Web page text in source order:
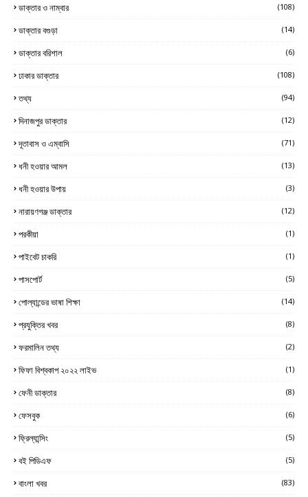
ডাক্তার ও নাম্বার (108)
ডাক্তার বগুড়া (14)
ডাক্তার বরিশাল (6)
ঢাকার ডাক্তার (108)
তথ্য (94)
দিনাজপুর ডাক্তার (12)
দূতাবাস ও এম্বাসি (71)
ধনী হওয়ার আমল (13)
ধনী হওয়ার উপায় (3)
নারায়ণগঞ্জ ডাক্তার (12)
পরকীয়া (1)
পাইবেট চাকরি (1)
পাসপোর্ট (5)
পোল্যান্ডের ভাষা শিক্ষা (14)
প্রযুক্তির খবর (8)
ফরমালিন তথ্য (2)
ফিফা বিশ্বকাপ ২০২২ লাইভ (1)
ফেনী ডাক্তার (8)
ফেসবুক (6)
ফ্রিল্যান্সিং (5)
বই পিডিএফ (5)
বাংলা খবর (83)